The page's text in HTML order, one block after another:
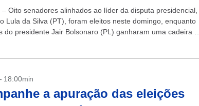
– Oito senadores alinhados ao líder da disputa presidencial,
Lula da Silva (PT), foram eleitos neste domingo, enquanto
do presidente Jair Bolsonaro (PL) ganharam uma cadeira no
18:00min
a apuração das eleições